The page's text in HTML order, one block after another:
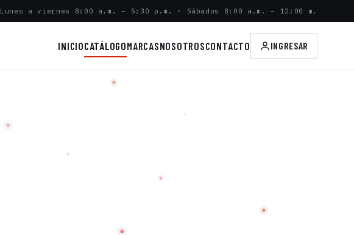
Lunes a viernes 8:00 a.m. – 5:30 p.m. · Sábados 8:00 a.m. – 12:00 m.
INICIOCATÁLOGOMARCASNOSOTROSCONTACTO INGRESAR